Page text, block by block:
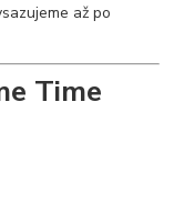
až po
Time